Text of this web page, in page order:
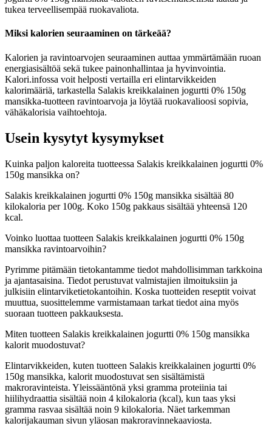
tukea terveellisempää ruokavaliota.
Miksi kalorien seuraaminen on tärkeää?
Kalorien ja ravintoarvojen seuraaminen auttaa ymmärtämään ruoan
energiasisältöä sekä tukee painonhallintaa ja hyvinvointia.
Kalori.infossa voit helposti vertailla eri elintarvikkeiden
kalorimääriä, tarkastella Salakis kreikkalainen jogurtti 0% 150g
mansikka-tuotteen ravintoarvoja ja löytää ruokavalioosi sopivia,
vähäkalorisia vaihtoehtoja.
Usein kysytyt kysymykset
Kuinka paljon kaloreita tuotteessa Salakis kreikkalainen jogurtti 0%
150g mansikka on?
Salakis kreikkalainen jogurtti 0% 150g mansikka sisältää 80
kilokaloria per 100g. Koko 150g pakkaus sisältää yhteensä 120
kcal.
Voinko luottaa tuotteen Salakis kreikkalainen jogurtti 0% 150g
mansikka ravintoarvoihin?
Pyrimme pitämään tietokantamme tiedot mahdollisimman tarkkoina
ja ajantasaisina. Tiedot perustuvat valmistajien ilmoituksiin ja
julkisiin elintarviketietokantoihin. Koska tuotteiden reseptit voivat
muuttua, suosittelemme varmistamaan tarkat tiedot aina myös
suoraan tuotteen pakkauksesta.
Miten tuotteen Salakis kreikkalainen jogurtti 0% 150g mansikka
kalorit muodostuvat?
Elintarvikkeiden, kuten tuotteen Salakis kreikkalainen jogurtti 0%
150g mansikka, kalorit muodostuvat sen sisältämistä
makroravinteista. Yleissääntönä yksi gramma proteiinia tai
hiilihydraattia sisältää noin 4 kilokaloria (kcal), kun taas yksi
gramma rasvaa sisältää noin 9 kilokaloria. Näet tarkemman
kalorijakauman sivun yläosan makroravinnekaaviosta.